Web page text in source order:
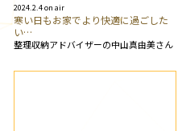
2024.2.4 on air
寒い日もお家でより快適に過ごした
い…
整理収納アドバイザーの中山真由美さん